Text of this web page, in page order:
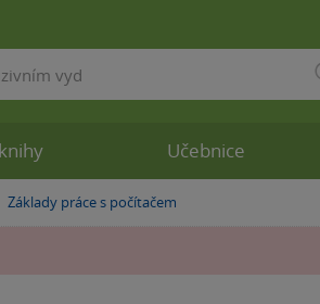
»
Základy práce s počítačem
Učebnice